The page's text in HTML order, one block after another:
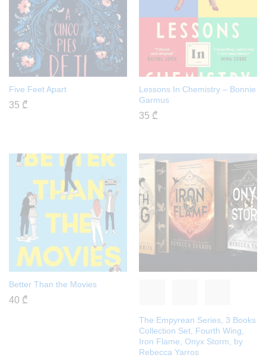
Five Feet Apart
35 ₾
Lessons In Chemistry – Bonnie
Garmus
35 ₾
Better Than the Movies
40 ₾
The Empyrean Series, 3 Books
Collection Set, Fourth Wing,
Iron Flame, Onyx Storm, by
Rebecca Yarros